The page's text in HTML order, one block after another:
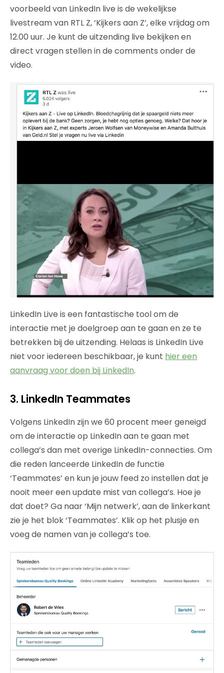
voorbeeld van LinkedIn live is de wekelijkse
livestream van RTL Z, ‘Kijkers aan Z’, elke vrijdag om
12.00 uur. Je kunt de uitzending live bekijken en
direct vragen stellen in de comments onder de
video.
LinkedIn Live is een fantastische tool om de
interactie met je doelgroep aan te gaan en ze te
betrekken bij de uitzending. Helaas is LinkedIn Live
niet voor iedereen beschikbaar, je kunt hier een
aanvraag voor doen bij LinkedIn.
3. LinkedIn Teammates
Volgens LinkedIn zijn we 60 procent meer geneigd
om de interactie op LinkedIn aan te gaan met
collega’s dan met overige LinkedIn-connecties. Om
die reden lanceerde LinkedIn de functie
‘Teammates’ en kun je jouw feed zo instellen dat je
nooit meer een update mist van collega’s. Hoe je
dat doet? Ga naar ‘Mijn netwerk’, aan de linkerkant
zie je het blok ‘Teammates’. Klik op het plusje en
voeg de namen van je collega’s toe.